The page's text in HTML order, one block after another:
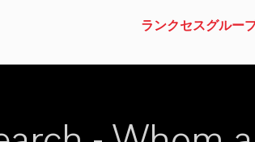
ランクセスグルー